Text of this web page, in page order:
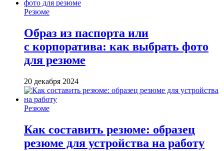
Резюме
Образ из паспорта или
с корпоратива: как выбрать фото
для резюме
20 декабря 2024
Резюме
Как составить резюме: образец
резюме для устройства на работу